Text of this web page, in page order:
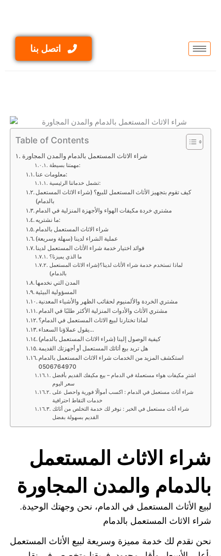
اتصل بنا
Table of Contents
شراء الاثاث المستعمل بالدمام والمدن المجاورة
مهمتنا بسيطة:
معلومات عنا:
تشمل خدماتنا الرئيسية:
كيف تقوم بتجهيز الأثاث المستعمل للبيع؟ (شراء الاثاث المستعمل
بالدمام)
مشتري خردة مكيفات الهواء والأجهزة المنزلية في الدمام
ما نشتريه:
شراء الاثاث المستعمل بالدمام
عملية الشراء لدينا (سهلة وسريعة)
فوائد اختيار خدمة شراء الأثاث المستعمل لدينا
ما الذي يميزنا؟
لماذا تستخدم خدمة شراء الأثاث لدينا؟(شراء الاثاث المستعمل
بالدمام)
المدن التي نخدمها
المسؤولية البيئية
مشتري الخردة والألمنيوم لحقائب الظهر والأشياء المعدنية
مشتري الأثاث والأدوات المنزلية الأكثر طلبًا في الدمام
لماذا تختارنا لبيع الاثاث المستعمل في الدمام؟
يقول عملاؤنا السعداء…
كيفية الوصول إلينا (شراء الاثاث المستعمل بالدمام)
هل تريد بيع أثاثك المستعمل أو أجهزتك القديمة
استكشف المزيد من الخدمات شراء الاثاث المستعمل بالدمام
0506764970
اشترِ مكيفات هواء مستعملة في الدمام – بيع مكيفك القديم بأفضل
سعر اليوم
شراء أثاث مستعمل في الدمام : اكسب أموالًا فورية واحصل على
خدمات التقاط احترافية
شراء أثاث مستعمل في الخبر : نوفر لك خدمة التخلص من أثاثك
القديم بسهولة بفضل
شراء الاثاث المستعمل
بالدمام والمدن المجاورة
لبيع الأثاث المستعمل في الدمام، نحن وجهتك الوحيدة.
شراء الاثاث المستعمل بالدمام
نحن نقدم لك خدمة مميزة وسريعة لبيع الأثاث المستعمل